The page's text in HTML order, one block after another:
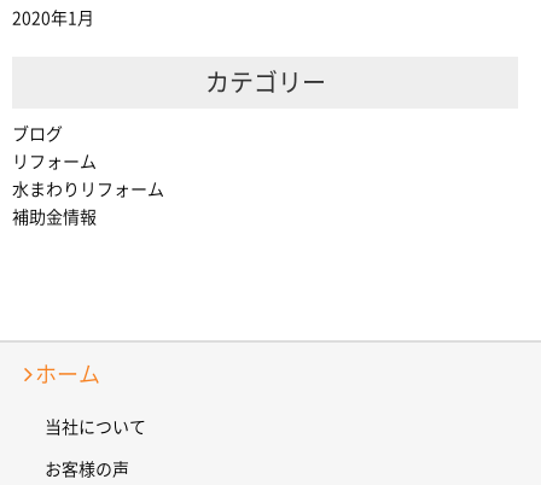
2020年1月
カテゴリー
ブログ
リフォーム
水まわりリフォーム
補助金情報
ホーム
当社について
お客様の声